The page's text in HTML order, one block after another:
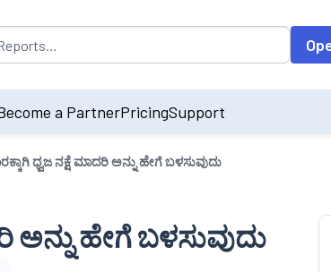
default on accessing the input field. On entering
a PartnerPricingSupport
ಧ್ವಜ ನಕ್ಷೆ ಮಾದರಿ ಅನ್ನು ಹೇಗೆ ಬಳಸುವುದು
ಅನ್ನು ಹೇಗೆ ಬಳಸುವುದು